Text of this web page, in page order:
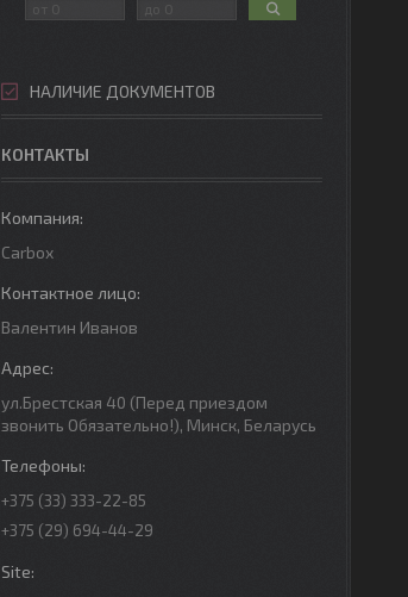
НАЛИЧИЕ ДОКУМЕНТОВ
КОНТАКТЫ
Carbox
Валентин Иванов
ул.Брестская 40 (Перед приездом
звонить Обязательно!), Минск, Беларусь
+375 (33) 333-22-85
+375 (29) 694-44-29